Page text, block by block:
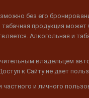
без его
продукция
Алкогольная и
владельцем
к Сайту не дает
и личного